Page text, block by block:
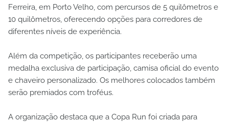
Ferreira, em Porto Velho, com percursos de 5 quilômetros e
10 quilômetros, oferecendo opções para corredores de
diferentes níveis de experiência.
Além da competição, os participantes receberão uma
medalha exclusiva de participação, camisa oficial do evento
e chaveiro personalizado. Os melhores colocados também
serão premiados com troféus.
A organização destaca que a Copa Run foi criada para